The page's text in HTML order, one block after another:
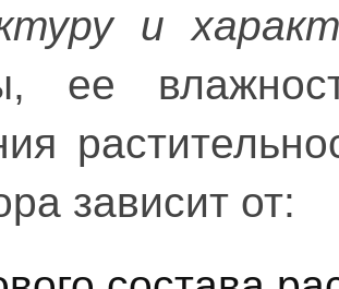
и
ее
зависит от: